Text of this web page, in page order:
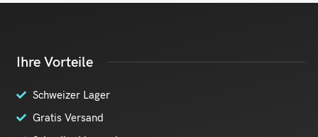
Ihre Vorteile
Schweizer Lager
Gratis Versand